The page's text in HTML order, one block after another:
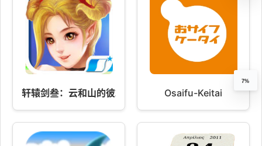
轩辕剑叁：云和山的彼端 2.8 Osaifu-Keitai
7%